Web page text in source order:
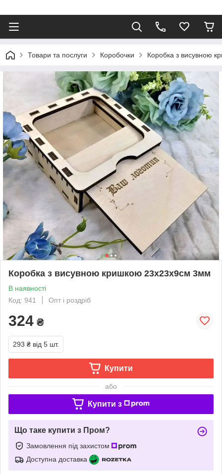
Товари та послуги Коробочки Коробка з висувною
Коробка з висувною кришкою 23х23х9см 3мм
В наявності
Код: 941
Опт і роздріб
324 ₴
293 ₴ від 5 шт.
Купити
або
Купити з
Що таке купити з Пром?
Замовлення під захистом
Доступна доставка